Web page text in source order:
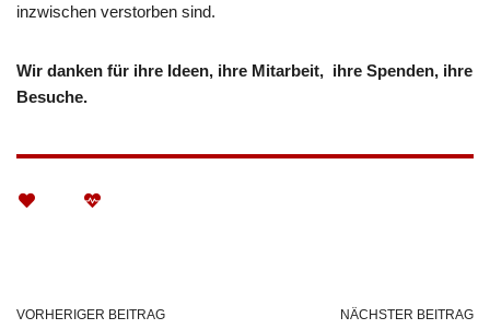
inzwischen verstorben sind.
Wir danken für ihre Ideen, ihre Mitarbeit, ihre Spenden, ihre
Besuche.
VORHERIGER BEITRAG NÄCHSTER BEITRAG